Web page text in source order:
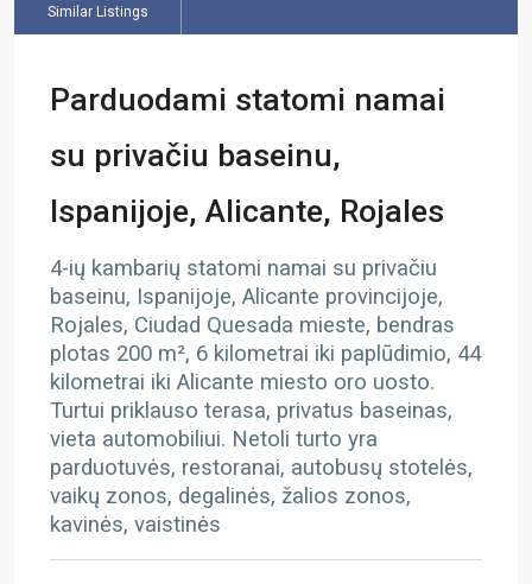
Similar Listings
Parduodami statomi namai
su privačiu baseinu,
Ispanijoje, Alicante, Rojales
4-ių kambarių statomi namai su privačiu
baseinu, Ispanijoje, Alicante provincijoje,
Rojales, Ciudad Quesada mieste, bendras
plotas 200 m², 6 kilometrai iki paplūdimio, 44
kilometrai iki Alicante miesto oro uosto.
Turtui priklauso terasa, privatus baseinas,
vieta automobiliui. Netoli turto yra
parduotuvės, restoranai, autobusų stotelės,
vaikų zonos, degalinės, žalios zonos,
kavinės, vaistinės